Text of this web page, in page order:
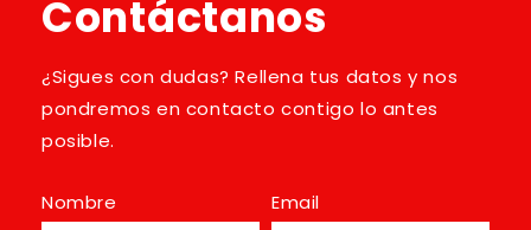
Contáctanos
¿Sigues con dudas? Rellena tus datos y nos
pondremos en contacto contigo lo antes
posible.
Nombre Email